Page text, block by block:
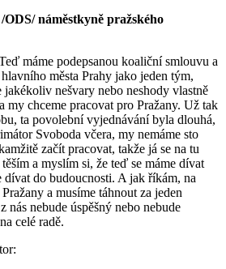
náměstkyně pražského
máme podepsanou koaliční smlouvu a
města Prahy jako jeden tým,
nešvary nebo neshody vlastně
chceme pracovat pro Pražany. Už tak
ta povolební vyjednávání byla dlouhá,
Svoboda včera, my nemáme sto
začít pracovat, takže já se na tu
a myslím si, že teď se máme dívat
dívat do budoucnosti. A jak říkám, na
a musíme táhnout za jeden
nebude úspěšný nebo nebude
celé radě.